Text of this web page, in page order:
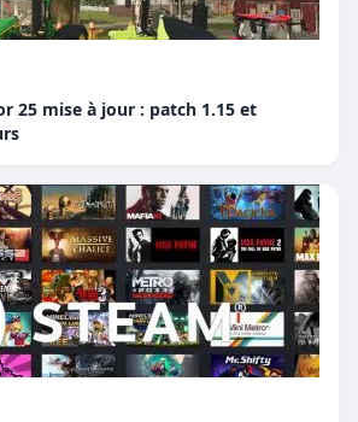
25 mise à jour : patch 1.15 et